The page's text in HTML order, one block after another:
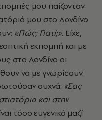
μου παίζονταν
μου στο Λονδίνο
«Πώς; Γιατί;». Είχε,
εκπομπή και με
στο Λονδίνο οι
να με γνωρίσουν.
συχνά: «Σας
και στην
τόσο ευγενικό μαζί